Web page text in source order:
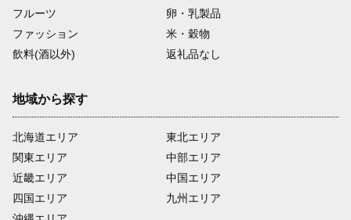
フルーツ
卵・乳製品
ファッション
米・穀物
飲料(酒以外)
返礼品なし
地域から探す
北海道エリア
関東エリア
近畿エリア
四国エリア
東北エリア
中部エリア
中国エリア
九州エリア